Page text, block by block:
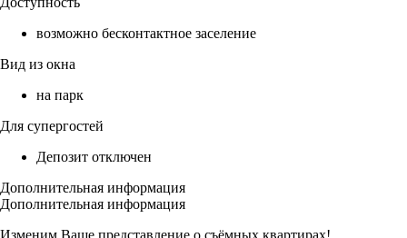
возможно бесконтактное заселение
Вид из окна
на парк
Для супергостей
Депозит отключен
Дополнительная информация
Дополнительная информация
Изменим Ваше представление о съёмных квартирах!